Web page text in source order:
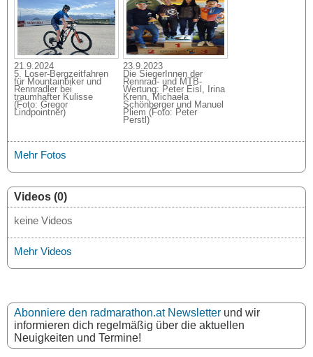
21.9.2024
5. Loser-Bergzeitfahren
für Mountainbiker und
Rennradler bei
traumhafter Kulisse
(Foto: Gregor
Lindpointner)
23.9.2023
Die SiegerInnen der
Rennrad- und MTB-
Wertung: Peter Eisl, Irina
Krenn, Michaela
Schönberger und Manuel
Pliem (Foto: Peter
Perstl)
Mehr Fotos
Videos (0)
keine Videos
Mehr Videos
Abonniere den radmarathon.at Newsletter und wir
informieren dich regelmäßig über die aktuellen
Neuigkeiten und Termine!